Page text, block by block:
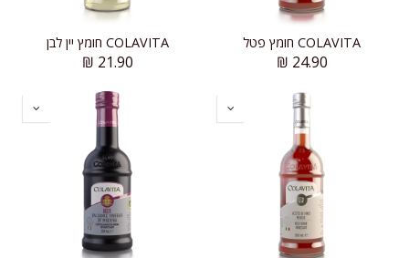
COLAVITA חומץ פטל
24.90
₪
COLAVITA חומץ יין לבן
21.90
₪